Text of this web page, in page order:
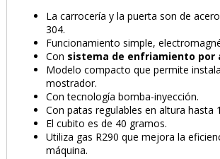
La carrocería y la puerta son de
304.
Funcionamiento simple,
Con sistema de enfriamiento por
Modelo compacto que permite
mostrador.
Con tecnología bomba-inyección.
Con patas regulables en altura hasta
El cubito es de 40 gramos.
Utiliza gas R290 que mejora la
máquina.